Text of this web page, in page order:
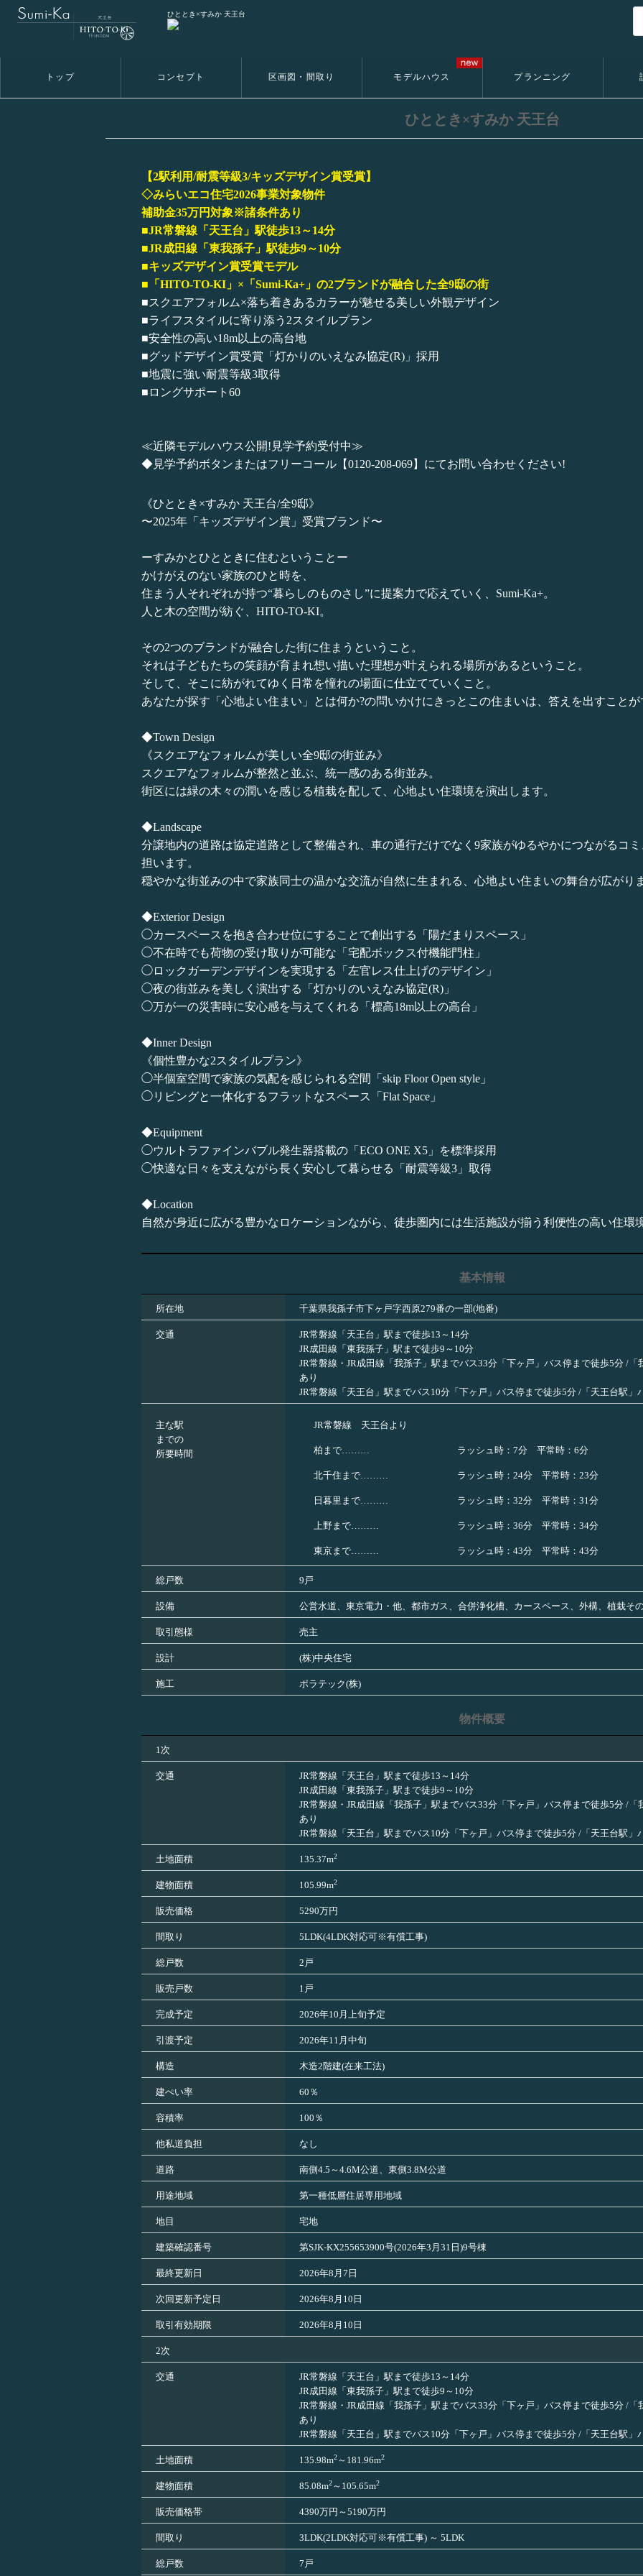
ひととき×すみか 天王台
トップ コンセプト 区画図・間取り モデルハウス プランニング
ひととき×すみか 天王台
【2駅利用/耐震等級3/キッズデザイン賞受賞】
◇みらいエコ住宅2026事業対象物件
補助金35万円対象※諸条件あり
■JR常磐線「天王台」駅徒歩13～14分
■JR成田線「東我孫子」駅徒歩9～10分
■キッズデザイン賞受賞モデル
■「HITO-TO-KI」×「Sumi-Ka+」の2ブランドが融合した全9邸の街
■スクエアフォルム×落ち着きあるカラーが魅せる美しい外観デザイン
■ライフスタイルに寄り添う2スタイルプラン
■安全性の高い18m以上の高台地
■グッドデザイン賞受賞「灯かりのいえなみ協定(R)」採用
■地震に強い耐震等級3取得
■ロングサポート60
≪近隣モデルハウス公開!見学予約受付中≫
◆見学予約ボタンまたはフリーコール【0120-208-069】にてお問い合わせください!
《ひととき×すみか 天王台/全9邸》
〜2025年「キッズデザイン賞」受賞ブランド〜
ーすみかとひとときに住むということー
かけがえのない家族のひと時を、
住まう人それぞれが持つ“暮らしのものさし”に提案力で応えていく、Sumi-Ka+。
人と木の空間が紡ぐ、HITO-TO-KI。
その2つのブランドが融合した街に住まうということ。
それは子どもたちの笑顔が育まれ想い描いた理想が叶えられる場所があるということ。
そして、そこに紡がれてゆく日常を憧れの場面に仕立てていくこと。
あなたが探す「心地よい住まい」とは何か?の問いかけにきっとこの住まいは、答えを出すこと
◆Town Design
《スクエアなフォルムが美しい全9邸の街並み》
スクエアなフォルムが整然と並ぶ、統一感のある街並み。
街区には緑の木々の潤いを感じる植栽を配して、心地よい住環境を演出します。
◆Landscape
分譲地内の道路は協定道路として整備され、車の通行だけでなく9家族がゆるやかにつながるコ
担います。
穏やかな街並みの中で家族同士の温かな交流が自然に生まれる、心地よい住まいの舞台が広がり
◆Exterior Design
◯カースペースを抱き合わせ位にすることで創出する「陽だまりスペース」
◯不在時でも荷物の受け取りが可能な「宅配ボックス付機能門柱」
◯ロックガーデンデザインを実現する「左官レス仕上げのデザイン」
◯夜の街並みを美しく演出する「灯かりのいえなみ協定(R)」
◯万が一の災害時に安心感を与えてくれる「標高18m以上の高台」
◆Inner Design
《個性豊かな2スタイルプラン》
◯半個室空間で家族の気配を感じられる空間「skip Floor Open style」
◯リビングと一体化するフラットなスペース「Flat Space」
◆Equipment
◯ウルトラファインバブル発生器搭載の「ECO ONE X5」を標準採用
◯快適な日々を支えながら長く安心して暮らせる「耐震等級3」取得
◆Location
自然が身近に広がる豊かなロケーションながら、徒歩圏内には生活施設が揃う利便性の高い住環
基本情報
所在地 千葉県我孫子市下ヶ戸字西原279番の一部(地番)
交通
JR常磐線「天王台」駅まで徒歩13～14分
JR成田線「東我孫子」駅まで徒歩9～10分
JR常磐線・JR成田線「我孫子」駅までバス33分「下ヶ戸」バス停まで徒歩5分 /
あり
JR常磐線「天王台」駅までバス10分「下ヶ戸」バス停まで徒歩5分 /「天王台駅
主な駅
までの
所要時間
JR常磐線 天王台より
柏まで……… ラッシュ時：7分 平常時：6分
北千住まで……… ラッシュ時：24分 平常時：23分
日暮里まで……… ラッシュ時：32分 平常時：31分
上野まで……… ラッシュ時：36分 平常時：34分
東京まで……… ラッシュ時：43分 平常時：43分
総戸数 9戸
設備 公営水道、東京電力・他、都市ガス、合併浄化槽、カースペース、外構、植栽そ
取引態様 売主
設計 (株)中央住宅
施工 ポラテック(株)
物件概要
1次
交通
JR常磐線「天王台」駅まで徒歩13～14分
JR成田線「東我孫子」駅まで徒歩9～10分
JR常磐線・JR成田線「我孫子」駅までバス33分「下ヶ戸」バス停まで徒歩5分 /
あり
JR常磐線「天王台」駅までバス10分「下ヶ戸」バス停まで徒歩5分 /「天王台駅
土地面積 135.37m2
建物面積 105.99m2
販売価格 5290万円
間取り 5LDK(4LDK対応可※有償工事)
総戸数 2戸
販売戸数 1戸
完成予定 2026年10月上旬予定
引渡予定 2026年11月中旬
構造 木造2階建(在来工法)
建ぺい率 60％
容積率 100％
他私道負担 なし
道路 南側4.5～4.6M公道、東側3.8M公道
用途地域 第一種低層住居専用地域
地目 宅地
建築確認番号 第SJK-KX255653900号(2026年3月31日)9号棟
最終更新日 2026年8月7日
次回更新予定日 2026年8月10日
取引有効期限 2026年8月10日
2次
交通
JR常磐線「天王台」駅まで徒歩13～14分
JR成田線「東我孫子」駅まで徒歩9～10分
JR常磐線・JR成田線「我孫子」駅までバス33分「下ヶ戸」バス停まで徒歩5分 /
あり
JR常磐線「天王台」駅までバス10分「下ヶ戸」バス停まで徒歩5分 /「天王台駅
土地面積 135.98m2～181.96m2
建物面積 85.08m2～105.65m2
販売価格帯 4390万円～5190万円
間取り 3LDK(2LDK対応可※有償工事) ～ 5LDK
総戸数 7戸